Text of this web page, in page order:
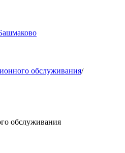
обслуживания/
обслуживания